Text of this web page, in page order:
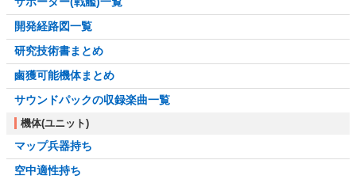
開発経路図一覧
研究技術書まとめ
鹵獲可能機体まとめ
サウンドパックの収録楽曲一覧
機体(ユニット)
マップ兵器持ち
空中適性持ち